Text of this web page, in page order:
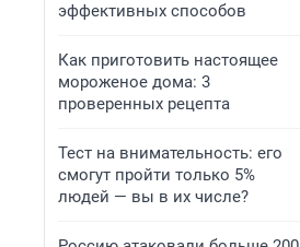
эффективных способов
Как приготовить настоящее
мороженое дома: 3
проверенных рецепта
Тест на внимательность: его
смогут пройти только 5%
людей — вы в их числе?